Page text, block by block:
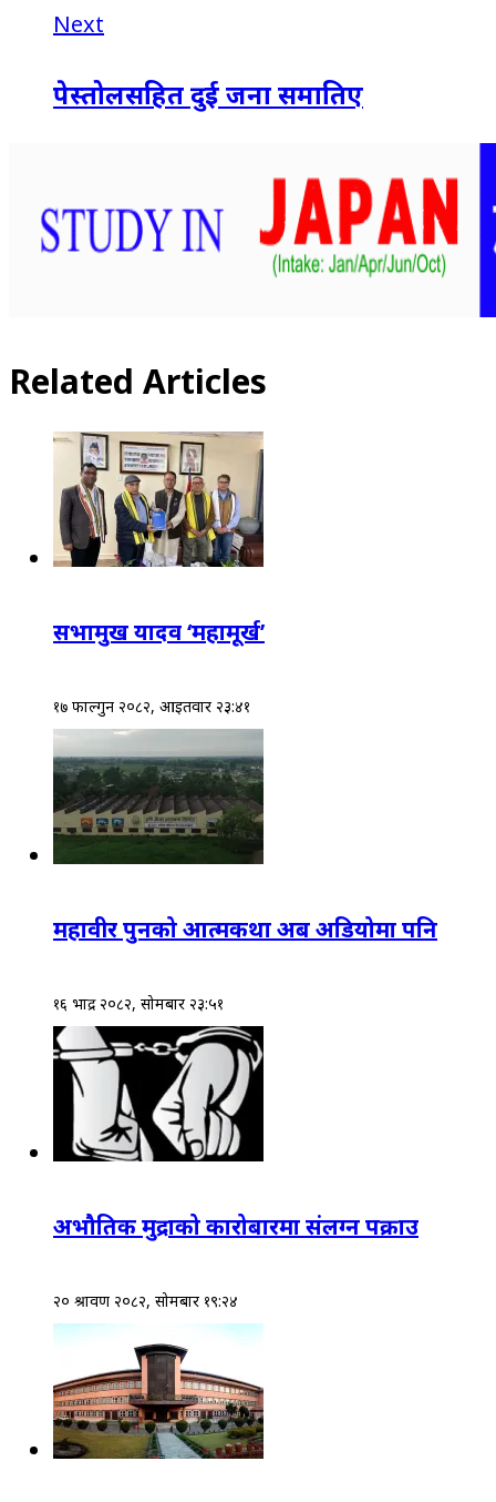
Next
पेस्तोलसहित दुई जना समातिए
Related Articles
सभामुख यादव ‘महामूर्ख’
१७ फाल्गुन २०८२, आईतवार २३:४१
महावीर पुनको आत्मकथा अब अडियोमा पनि
१६ भाद्र २०८२, सोमबार २३:५१
अभौतिक मुद्राको कारोबारमा संलग्न पक्राउ
२० श्रावण २०८२, सोमबार १९:२४